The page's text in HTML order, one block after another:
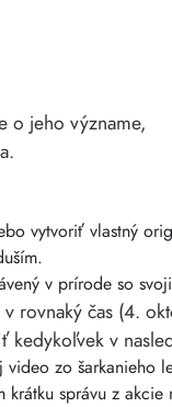
o jeho význame,
vytvoriť vlastný
v prírode so
v rovnaký čas (4.
kedykoľvek v
zo šarkanieho
správu z akcie